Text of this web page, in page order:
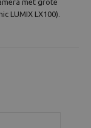
met grote
LUMIX LX100).